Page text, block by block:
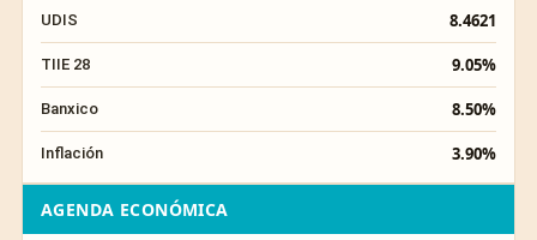
UDIS 8.4621
TIIE 28 9.05%
Banxico 8.50%
Inflación 3.90%
AGENDA ECONÓMICA